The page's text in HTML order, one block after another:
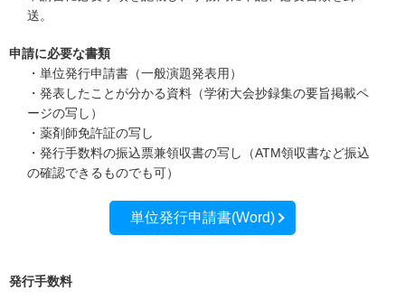
送。
申請に必要な書類
・単位発行申請書（一般演題発表用）
・発表したことが分かる資料（学術大会抄録集の要旨掲載ペ
ージの写し）
・薬剤師免許証の写し
・発行手数料の振込票兼領収書の写し（ATM領収書など振込
の確認できるものでも可）
単位発行申請書(Word)
発行手数料